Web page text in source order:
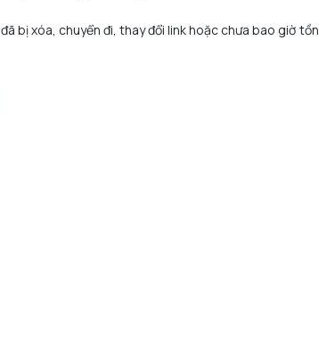
bị xóa, chuyển đi, thay đổi link hoặc chưa bao giờ tồn